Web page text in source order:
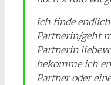
ich finde
Partnerin/geht
Partnerin
bekomme ich
Partner oder